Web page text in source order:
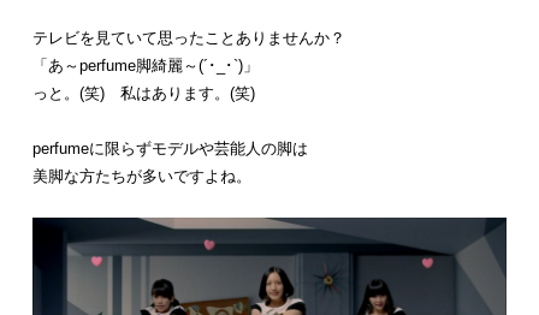
テレビを見ていて思ったことありませんか？
「あ～perfume脚綺麗～(´･_･`)」
っと。(笑) 私はあります。(笑)
perfumeに限らずモデルや芸能人の脚は
美脚な方たちが多いですよね。